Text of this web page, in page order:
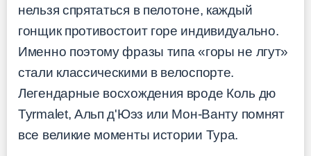
нельзя спрятаться в пелотоне, каждый
гонщик противостоит горе индивидуально.
Именно поэтому фразы типа «горы не лгут»
стали классическими в велоспорте.
Легендарные восхождения вроде Коль дю
Туrmalet, Альп д'Юэз или Мон-Ванту помнят
все великие моменты истории Тура.